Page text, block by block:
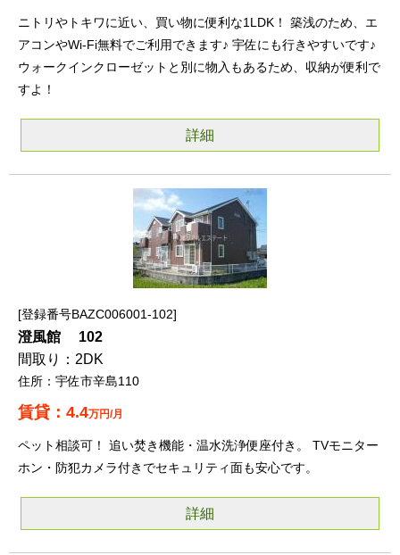
ニトリやトキワに近い、買い物に便利な1LDK！ 築浅のため、エ
アコンやWi-Fi無料でご利用できます♪ 宇佐にも行きやすいです♪
ウォークインクローゼットと別に物入もあるため、収納が便利で
すよ！
詳細
登録番号BAZC006001-102
澄風館 102
2DK
宇佐市辛島110
4.4万円/月
ペット相談可！ 追い焚き機能・温水洗浄便座付き。 TVモニター
ホン・防犯カメラ付きでセキュリティ面も安心です。
詳細